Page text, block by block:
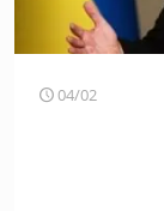
04/02